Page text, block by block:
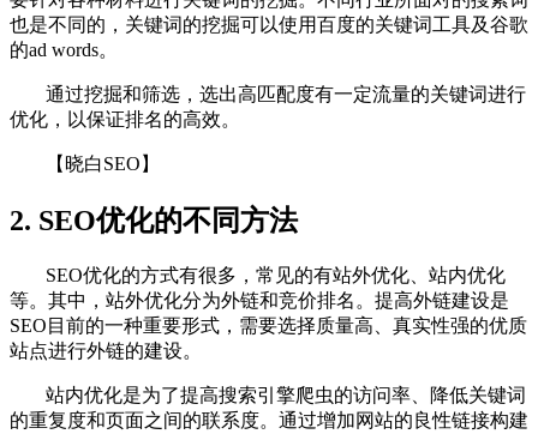
也是不同的，关键词的挖掘可以使用百度的关键词工具及谷歌
的ad words。
通过挖掘和筛选，选出高匹配度有一定流量的关键词进行
优化，以保证排名的高效。
【晓白SEO】
2. SEO优化的不同方法
SEO优化的方式有很多，常见的有站外优化、站内优化
等。其中，站外优化分为外链和竞价排名。提高外链建设是
SEO目前的一种重要形式，需要选择质量高、真实性强的优质
站点进行外链的建设。
站内优化是为了提高搜索引擎爬虫的访问率、降低关键词
的重复度和页面之间的联系度。通过增加网站的良性链接构建